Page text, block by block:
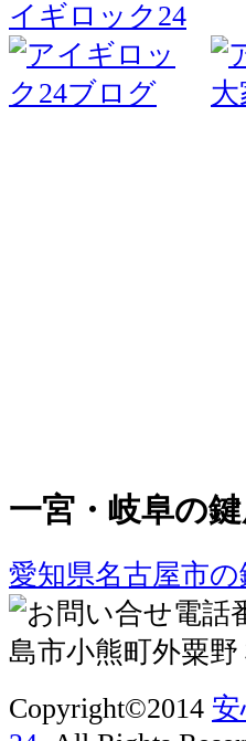
一宮・岐阜の
愛知県名古屋市
Copyright©2014